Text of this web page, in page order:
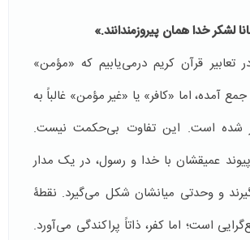
لشکر خدا همان پیروزمندانند.»
تعابیر قرآن کریم درمی‌یابیم که «مؤمن»
آمده، اما «کافر» یا «غیر مؤمن» غالباً به
شده است. این تفاوت بی‌حکمت نیست.
عمیقشان با خدا و رسول، در یک مدار
و وحدتی میانشان شکل می‌گیرد. نقطۀ
است؛ اما کفر، ذاتاً پراکندگی می‌آورد.